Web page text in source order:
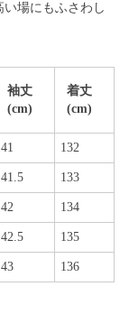
場にもふさわし
袖丈
(cm)
着丈
(cm)
41 132
41.5 133
42 134
42.5 135
43 136